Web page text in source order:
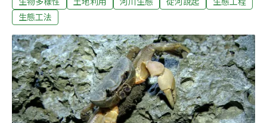
座椅眠床，被別人都拿去貼在牆上當壁飾，「家徒四壁」
下的石縫可以塞進去利用，除了老師掉到水裡或許還可以
攀著石縫爬上來，除了石縫長出的植物還能提供水裡一點
食物遮蔭（但原本有吃不完的食物呢！），大部分就像壁
飾一樣，無濟於補償河岸原本多元的路徑孔道、茂密的植
生。而離水的石頭，也失去了原本對水域神奇的多元貢
獻。水裡的石頭有那麼厲害？！大小不一的溪石，是大小
生態工法